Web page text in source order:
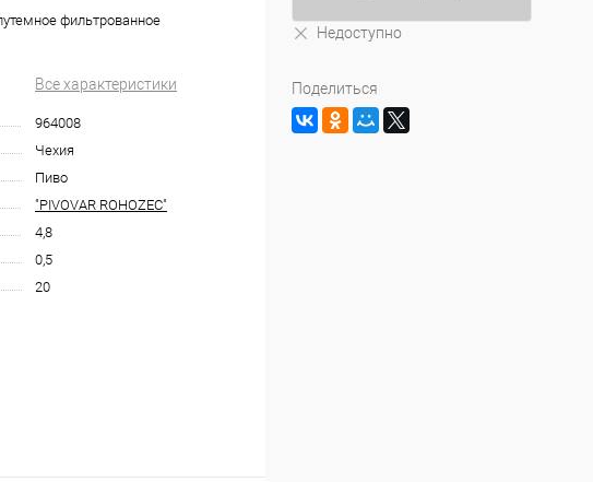
фильтрованное
Все характеристики
964008
Чехия
Пиво
"PIVOVAR ROHOZEC"
4,8
0,5
20
Недоступно
Поделиться